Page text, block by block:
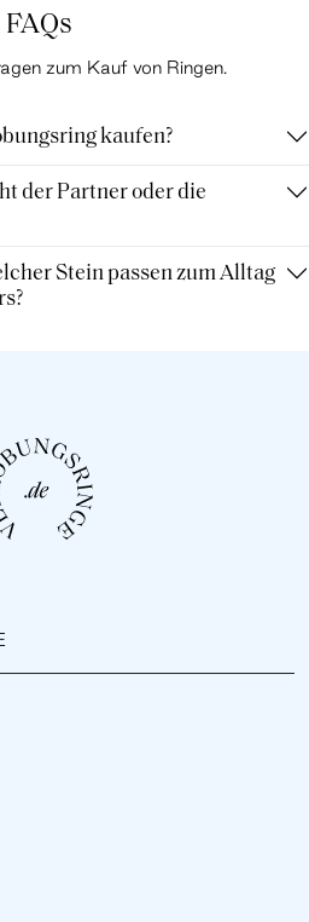
FAQs
zum Kauf von Ringen.
kaufen?
der Partner oder die
Stein passen zum Alltag